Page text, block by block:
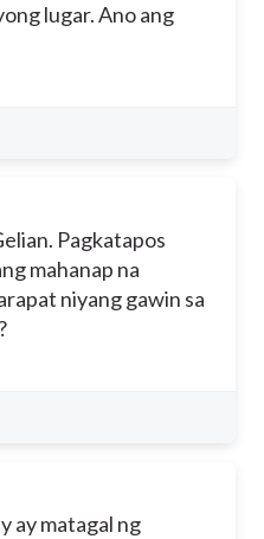
lugar. Ano ang
Pagkatapos
mahanap na
niyang gawin sa
ay matagal ng